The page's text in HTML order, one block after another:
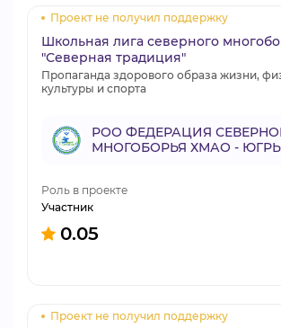
Проект не получил поддержку
Школьная лига северного
"Северная традиция"
Пропаганда здорового образа жизни,
культуры и спорта
РОО ФЕДЕРАЦИЯ
МНОГОБОРЬЯ ХМАО -
Роль в проекте
Участник
0.05
Проект не получил поддержку